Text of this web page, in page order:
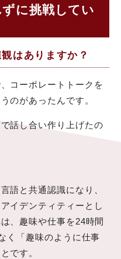
に挑戦してい
はありますか？
コーポレートトークを
のがあったんです。
話し合い作り上げたの
語と共通認識になり、
イデンティティーとし
、趣味や仕事を24時間
く「趣味のように仕事
です。